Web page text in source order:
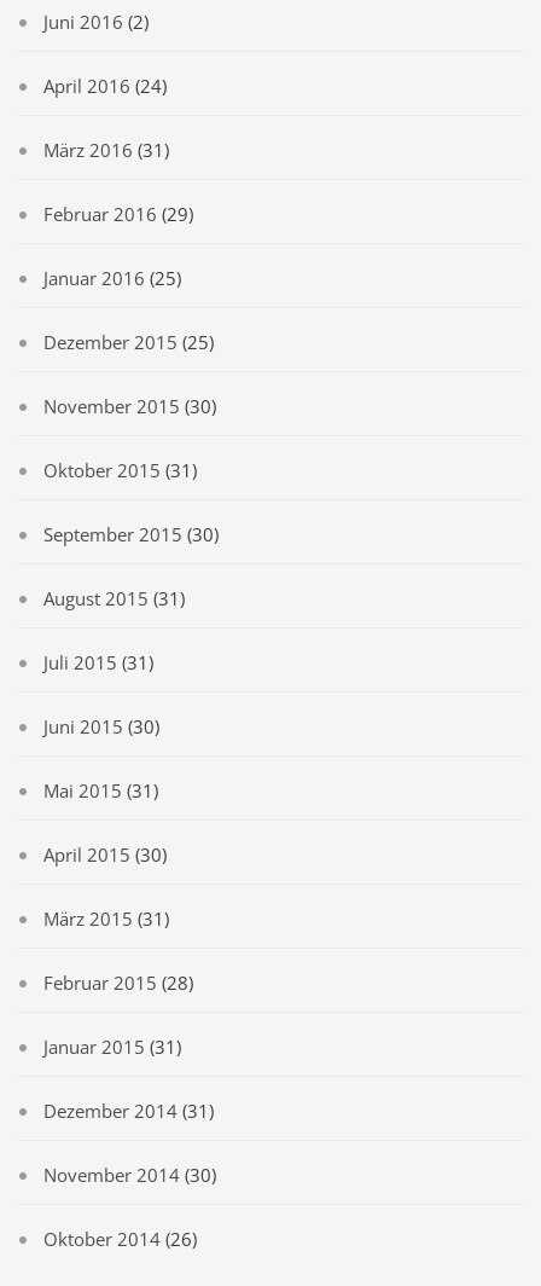
Juni 2016 (2)
April 2016 (24)
März 2016 (31)
Februar 2016 (29)
Januar 2016 (25)
Dezember 2015 (25)
November 2015 (30)
Oktober 2015 (31)
September 2015 (30)
August 2015 (31)
Juli 2015 (31)
Juni 2015 (30)
Mai 2015 (31)
April 2015 (30)
März 2015 (31)
Februar 2015 (28)
Januar 2015 (31)
Dezember 2014 (31)
November 2014 (30)
Oktober 2014 (26)